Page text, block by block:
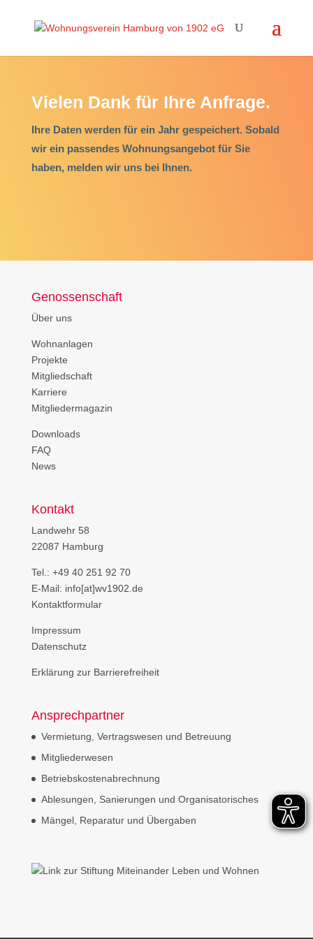
Vielen Dank für Ihre Anfrage.
Ihre Daten werden für ein Jahr gespeichert. Sobald
wir ein passendes Wohnungsangebot für Sie
haben, melden wir uns bei Ihnen.
Genossenschaft
Über uns
Wohnanlagen
Projekte
Mitgliedschaft
Karriere
Mitgliedermagazin
Downloads
FAQ
News
Kontakt
Landwehr 58
22087 Hamburg
Tel.: +49 40 251 92 70
E-Mail: info[at]wv1902.de
Kontaktformular
Impressum
Datenschutz
Erklärung zur Barrierefreiheit
Ansprechpartner
Vermietung, Vertragswesen und Betreuung
Mitgliederwesen
Betriebskostenabrechnung
Ablesungen, Sanierungen und Organisatorisches
Mängel, Reparatur und Übergaben